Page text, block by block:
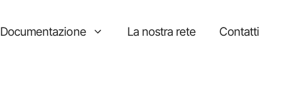
Documentazione La nostra rete Contatti